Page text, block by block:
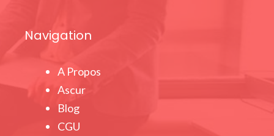
Navigation
A Propos
Ascur
Blog
CGU